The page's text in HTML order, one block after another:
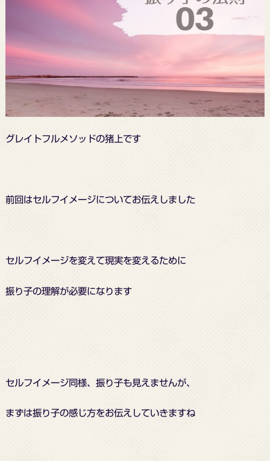
グレイトフルメソッドの猪上です
前回はセルフイメージについてお伝えしました
セルフイメージを変えて現実を変えるために
振り子の理解が必要になります
セルフイメージ同様、振り子も見えませんが、
まずは振り子の感じ方をお伝えしていきますね